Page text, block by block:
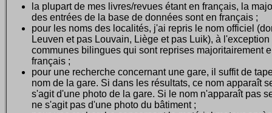
la plupart de mes livres/revues étant en français, la
des entrées de la base de données sont en français ;
pour les noms des localités, j'ai repris le nom officiel
Leuven et pas Louvain, Liège et pas Luik), à l'exception
communes bilingues qui sont reprises majoritairement
français ;
pour une recherche concernant une gare, il suffit de
nom de la gare. Si dans les résultats, ce nom apparaît
s'agit d'une photo de la gare. Si le nom n'apparaît pas
ne s'agit pas d'une photo du bâtiment ;